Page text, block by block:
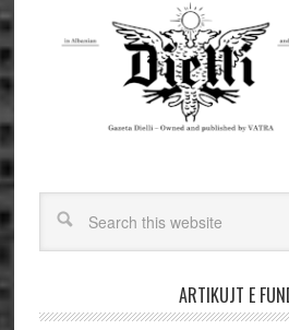
ARTIKUJT E